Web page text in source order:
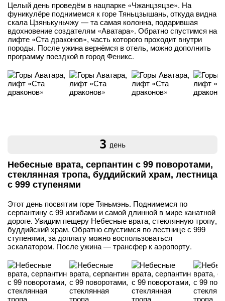
Целый день проведём в нацпарке «Чжанцзяцзе». На
фуникулёре поднимемся к горе Тяньцзышань, откуда видна
скала Цзянькуньчжу — та самая колонна, подарившая
вдохновение создателям «Аватара». Обратно спустимся на
лифте «Ста драконов», часть которого проходит внутри
породы. После ужина вернёмся в отель, можно дополнить
программу поездкой в город Феникс.
3 день
Небесные врата, серпантин с 99 поворотами,
стеклянная тропа, буддийский храм, лестница
с 999 ступенями
Этот день посвятим горе Тяньмэнь. Поднимемся по
серпантину с 99 изгибами и самой длинной в мире канатной
дороге. Увидим пещеру Небесные врата, стеклянную тропу,
буддийский храм. Обратно спустимся по лестнице с 999
ступенями, за доплату можно воспользоваться
эскалатором. После ужина — трансфер к аэропорту.